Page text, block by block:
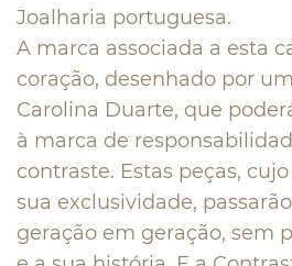
Joalharia portuguesa.
A marca associada a esta
coração, desenhado por
Carolina Duarte, que
à marca de
contraste. Estas peças,
sua exclusividade,
geração em geração, sem